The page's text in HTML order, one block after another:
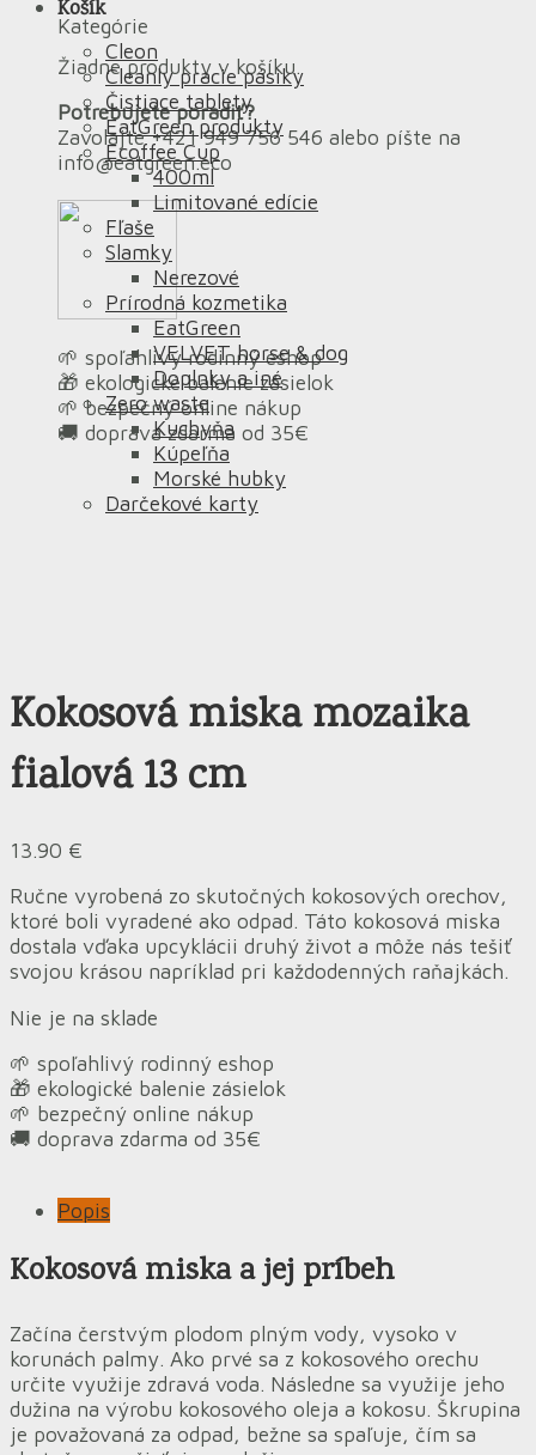
Košík
Žiadne produkty v košíku.
Potrebujete poradiť?
Zavolajte +421 949 756 546 alebo píšte na
info@eatgreen.eco
🌱 spoľahlivý rodinný eshop
🎁 ekologické balenie zásielok
🌱 bezpečný online nákup
🚚 doprava zdarma od 35€
Kategórie
Cleon
Cleanly pracie pásiky
Čistiace tablety
EatGreen produkty
Ecoffee Cup
400ml
Limitované edície
Fľaše
Slamky
Nerezové
Prírodná kozmetika
EatGreen
VELVET horse & dog
Doplnky a iné
Zero waste
Kuchyňa
Kúpeľňa
Morské hubky
Darčekové karty
Kokosová miska mozaika
fialová 13 cm
13.90 €
Ručne vyrobená zo skutočných kokosových orechov,
ktoré boli vyradené ako odpad. Táto kokosová miska
dostala vďaka upcyklácii druhý život a môže nás tešiť
svojou krásou napríklad pri každodenných raňajkách.
Nie je na sklade
🌱 spoľahlivý rodinný eshop
🎁 ekologické balenie zásielok
🌱 bezpečný online nákup
🚚 doprava zdarma od 35€
Popis
Kokosová miska a jej príbeh
Začína čerstvým plodom plným vody, vysoko v
korunách palmy. Ako prvé sa z kokosového orechu
určite využije zdravá voda. Následne sa využije jeho
dužina na výrobu kokosového oleja a kokosu. Škrupina
je považovaná za odpad, bežne sa spaľuje, čím sa